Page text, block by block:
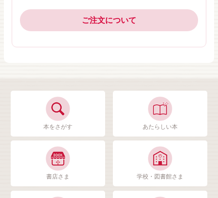
ご注文について
本をさがす あたらしい本
書店さま 学校・図書館さま